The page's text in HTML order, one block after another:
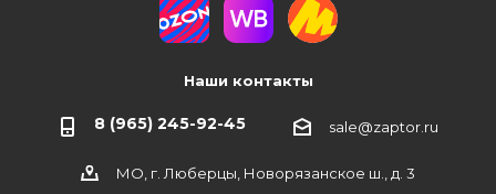
Наши контакты
8 (965) 245-92-45 sale@zaptor.ru
МО, г. Люберцы, Новорязанское ш., д. 3